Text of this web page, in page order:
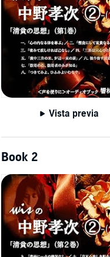
Vista previa
Book 2